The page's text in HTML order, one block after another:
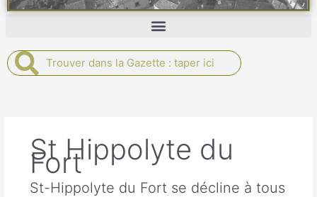
RechercherRechercher
St Hippolyte du
Fort
St-Hippolyte du Fort se décline à tous